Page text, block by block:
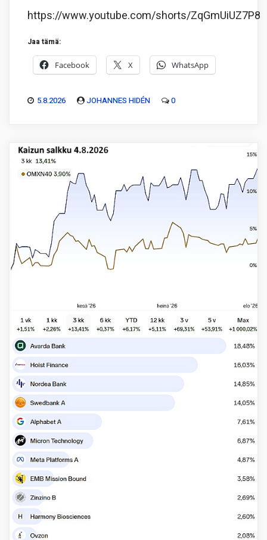
https://www.youtube.com/shorts/ZqGmUiUZ7P8
Jaa tämä:
Facebook X WhatsApp
5.8.2026 JOHANNES HIDÉN 0